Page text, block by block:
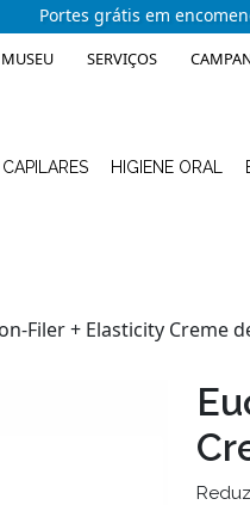
Portes grátis em
MUSEU SERVIÇOS
CAPILARES HIGIENE ORAL
Filer + Elasticity Creme